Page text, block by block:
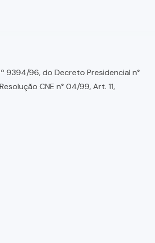
9394/96, do Decreto Presidencial n°
CNE n° 04/99, Art. 11,